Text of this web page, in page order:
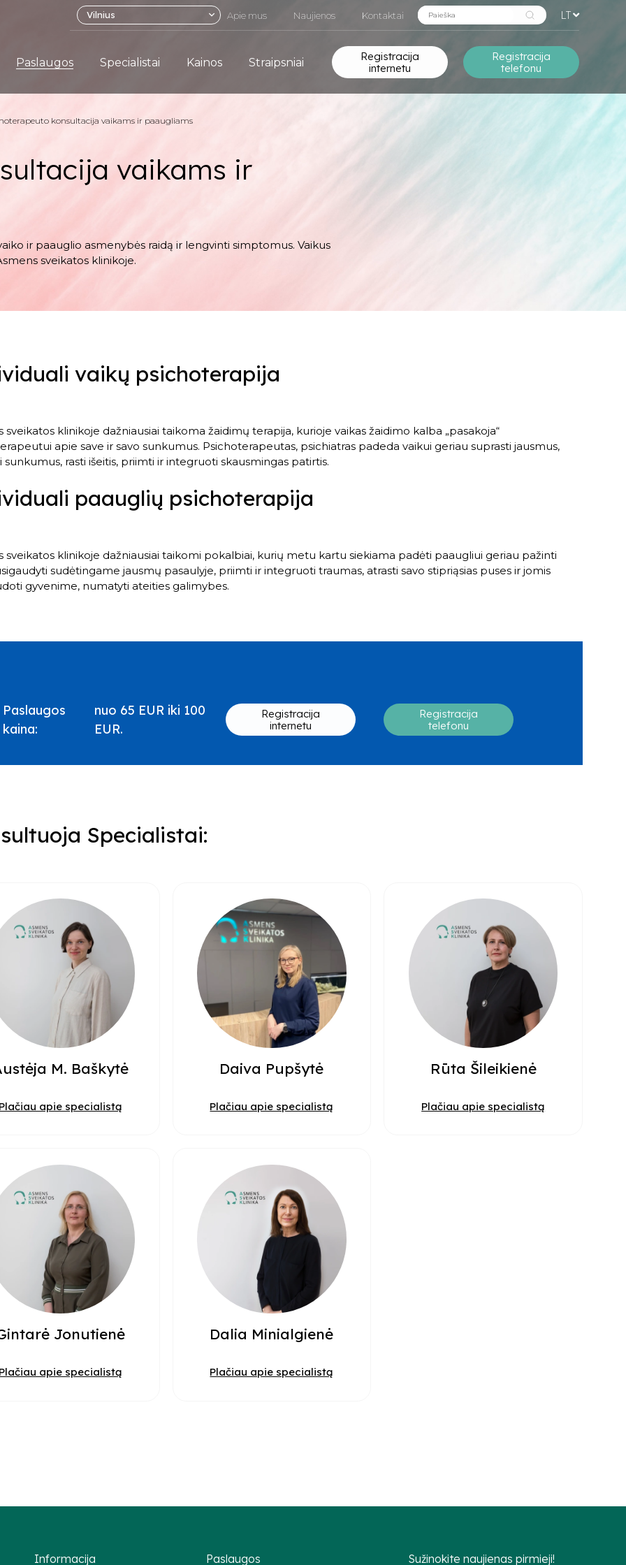
Vilnius Apie mus Naujienos Kontaktai LT
Paslaugos Specialistai Kainos Straipsniai
Registracija
internetu
Registracija
telefonu
konsultacija vaikams ir paaugliams
vaikams ir
ir paauglio asmenybės raidą ir lengvinti simptomus. Vaikus
sveikatos klinikoje.
vaikų psichoterapija
sveikatos klinikoje dažniausiai taikoma žaidimų terapija, kurioje vaikas žaidimo kalba „pasakoja“
apie save ir savo sunkumus. Psichoterapeutas, psichiatras padeda vaikui geriau suprasti jausmus,
sunkumus, rasti išeitis, priimti ir integruoti skausmingas patirtis.
paauglių psichoterapija
sveikatos klinikoje dažniausiai taikomi pokalbiai, kurių metu kartu siekiama padėti paaugliui geriau pažinti
sudėtingame jausmų pasaulyje, priimti ir integruoti traumas, atrasti savo stipriąsias puses ir jomis
gyvenime, numatyti ateities galimybes.
Paslaugos
kaina:
nuo 65 EUR iki 100
EUR.
Registracija
internetu
Registracija
telefonu
Specialistai:
M. Baškytė
apie specialistą
Daiva Pupšytė
Plačiau apie specialistą
Rūta Šileikienė
Plačiau apie specialistą
Jonutienė
apie specialistą
Dalia Minialgienė
Plačiau apie specialistą
Informacija Paslaugos Sužinokite naujienas pirmieji!